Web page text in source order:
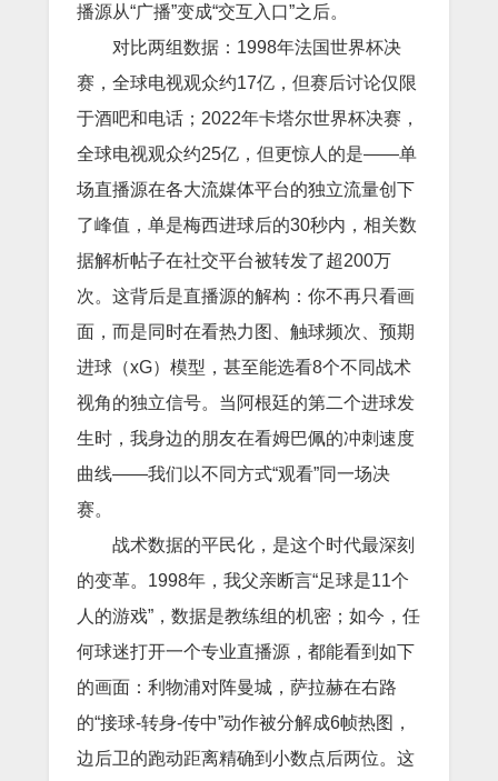
播源从“广播”变成“交互入口”之后。
对比两组数据：1998年法国世界杯决
赛，全球电视观众约17亿，但赛后讨论仅限
于酒吧和电话；2022年卡塔尔世界杯决赛，
全球电视观众约25亿，但更惊人的是——单
场直播源在各大流媒体平台的独立流量创下
了峰值，单是梅西进球后的30秒内，相关数
据解析帖子在社交平台被转发了超200万
次。这背后是直播源的解构：你不再只看画
面，而是同时在看热力图、触球频次、预期
进球（xG）模型，甚至能选看8个不同战术
视角的独立信号。当阿根廷的第二个进球发
生时，我身边的朋友在看姆巴佩的冲刺速度
曲线——我们以不同方式“观看”同一场决
赛。
战术数据的平民化，是这个时代最深刻
的变革。1998年，我父亲断言“足球是11个
人的游戏”，数据是教练组的机密；如今，任
何球迷打开一个专业直播源，都能看到如下
的画面：利物浦对阵曼城，萨拉赫在右路
的“接球-转身-传中”动作被分解成6帧热图，
边后卫的跑动距离精确到小数点后两位。这